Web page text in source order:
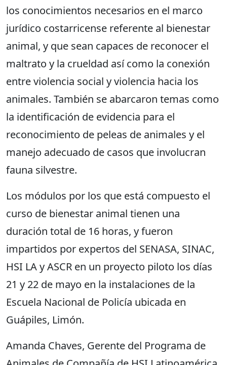
los conocimientos necesarios en el marco
jurídico costarricense referente al bienestar
animal, y que sean capaces de reconocer el
maltrato y la crueldad así como la conexión
entre violencia social y violencia hacia los
animales. También se abarcaron temas como
la identificación de evidencia para el
reconocimiento de peleas de animales y el
manejo adecuado de casos que involucran
fauna silvestre.
Los módulos por los que está compuesto el
curso de bienestar animal tienen una
duración total de 16 horas, y fueron
impartidos por expertos del SENASA, SINAC,
HSI LA y ASCR en un proyecto piloto los días
21 y 22 de mayo en la instalaciones de la
Escuela Nacional de Policía ubicada en
Guápiles, Limón.
Amanda Chaves, Gerente del Programa de